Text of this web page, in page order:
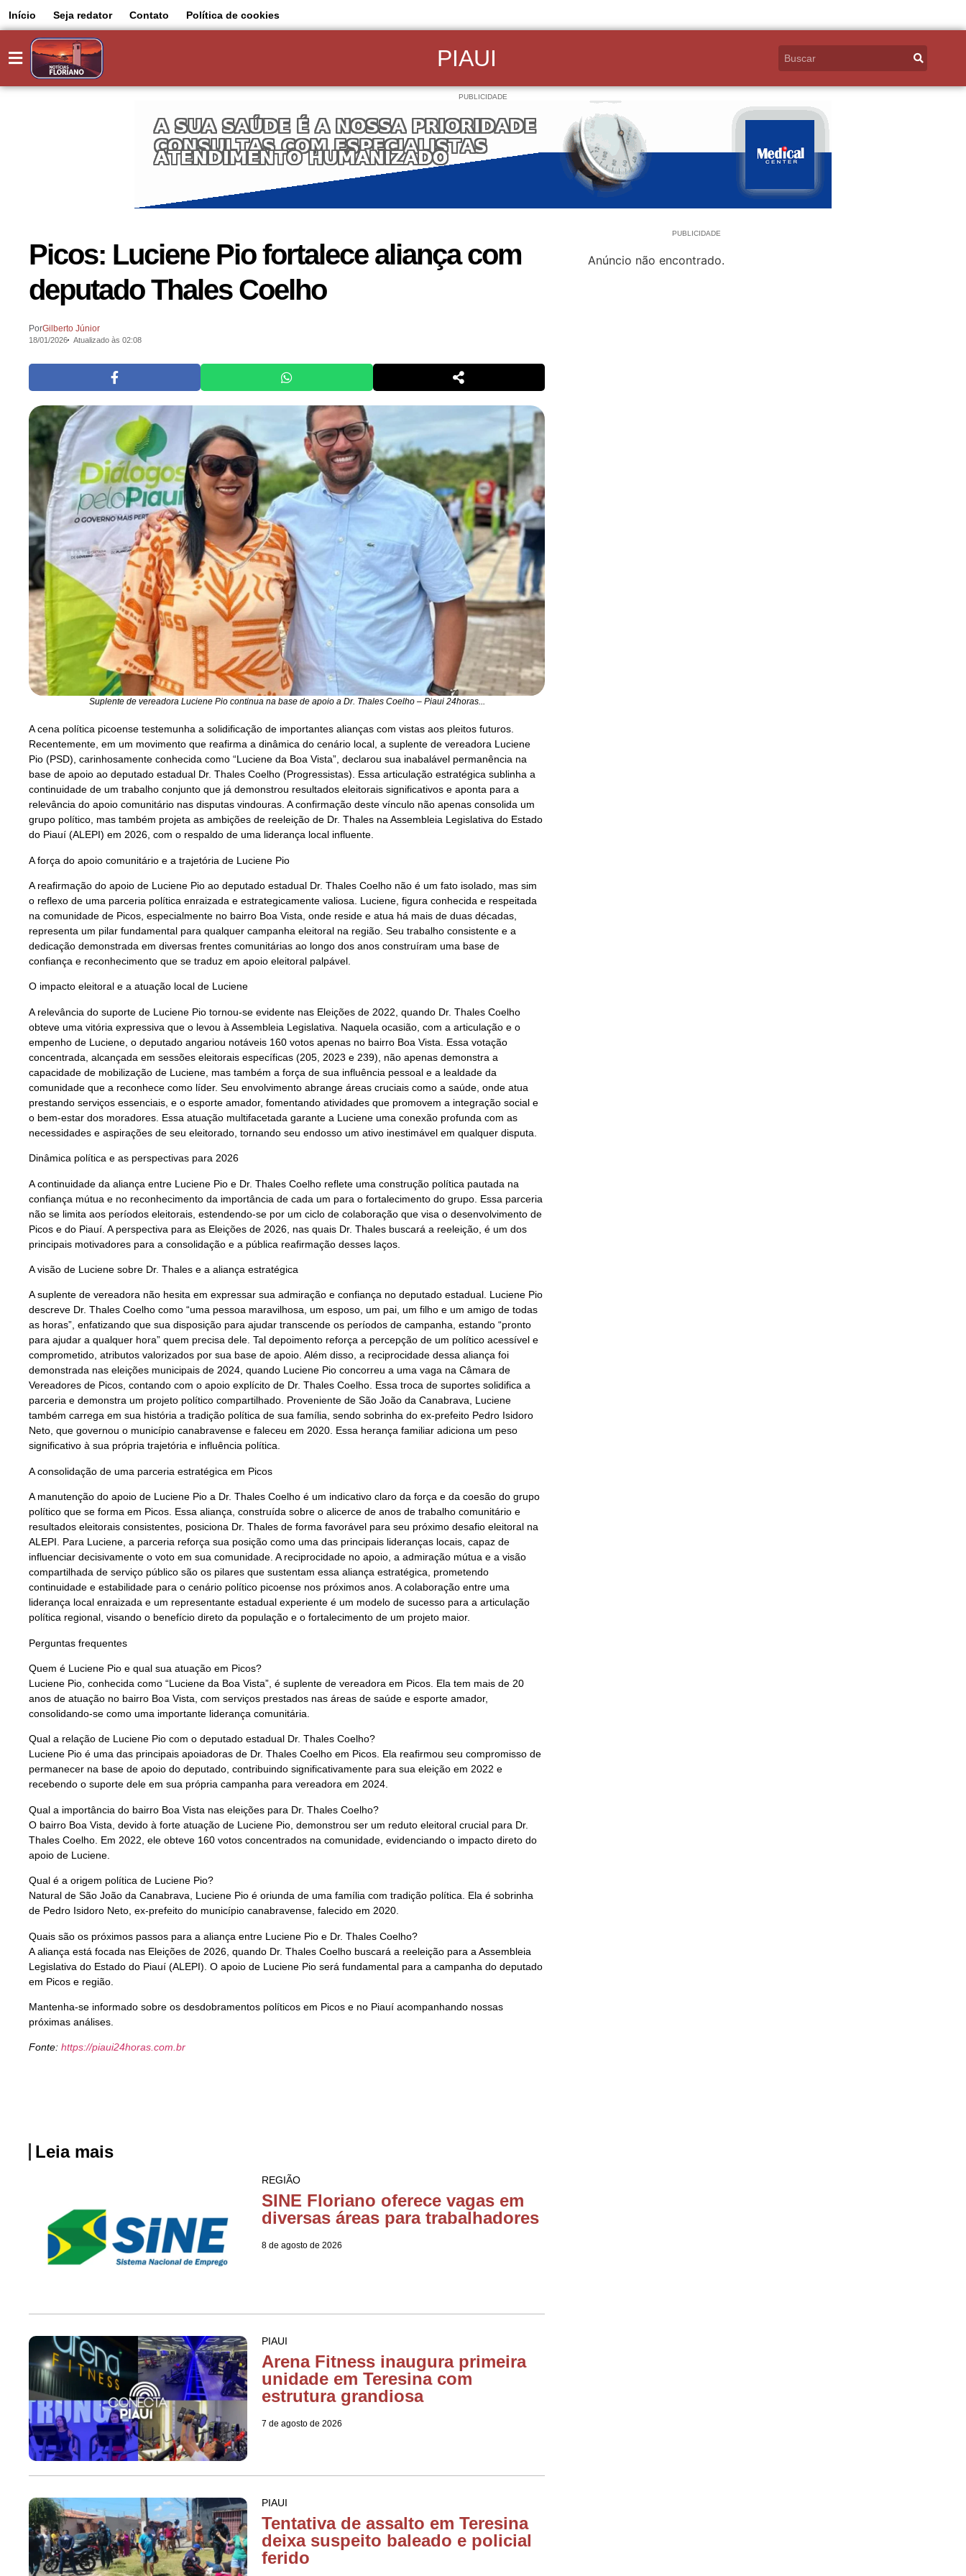
Início Seja redator Contato Política de cookies
PIAUI
PUBLICIDADE
Picos: Luciene Pio fortalece aliança com
deputado Thales Coelho
PorGilberto Júnior
18/01/2026 Atualizado às 02:08
Suplente de vereadora Luciene Pio continua na base de apoio a Dr. Thales Coelho – Piaui 24horas...
A cena política picoense testemunha a solidificação de importantes alianças com vistas aos pleitos futuros.
Recentemente, em um movimento que reafirma a dinâmica do cenário local, a suplente de vereadora Luciene
Pio (PSD), carinhosamente conhecida como “Luciene da Boa Vista”, declarou sua inabalável permanência na
base de apoio ao deputado estadual Dr. Thales Coelho (Progressistas). Essa articulação estratégica sublinha a
continuidade de um trabalho conjunto que já demonstrou resultados eleitorais significativos e aponta para a
relevância do apoio comunitário nas disputas vindouras. A confirmação deste vínculo não apenas consolida um
grupo político, mas também projeta as ambições de reeleição de Dr. Thales na Assembleia Legislativa do Estado
do Piauí (ALEPI) em 2026, com o respaldo de uma liderança local influente.
A força do apoio comunitário e a trajetória de Luciene Pio
A reafirmação do apoio de Luciene Pio ao deputado estadual Dr. Thales Coelho não é um fato isolado, mas sim
o reflexo de uma parceria política enraizada e estrategicamente valiosa. Luciene, figura conhecida e respeitada
na comunidade de Picos, especialmente no bairro Boa Vista, onde reside e atua há mais de duas décadas,
representa um pilar fundamental para qualquer campanha eleitoral na região. Seu trabalho consistente e a
dedicação demonstrada em diversas frentes comunitárias ao longo dos anos construíram uma base de
confiança e reconhecimento que se traduz em apoio eleitoral palpável.
O impacto eleitoral e a atuação local de Luciene
A relevância do suporte de Luciene Pio tornou-se evidente nas Eleições de 2022, quando Dr. Thales Coelho
obteve uma vitória expressiva que o levou à Assembleia Legislativa. Naquela ocasião, com a articulação e o
empenho de Luciene, o deputado angariou notáveis 160 votos apenas no bairro Boa Vista. Essa votação
concentrada, alcançada em sessões eleitorais específicas (205, 2023 e 239), não apenas demonstra a
capacidade de mobilização de Luciene, mas também a força de sua influência pessoal e a lealdade da
comunidade que a reconhece como líder. Seu envolvimento abrange áreas cruciais como a saúde, onde atua
prestando serviços essenciais, e o esporte amador, fomentando atividades que promovem a integração social e
o bem-estar dos moradores. Essa atuação multifacetada garante a Luciene uma conexão profunda com as
necessidades e aspirações de seu eleitorado, tornando seu endosso um ativo inestimável em qualquer disputa.
Dinâmica política e as perspectivas para 2026
A continuidade da aliança entre Luciene Pio e Dr. Thales Coelho reflete uma construção política pautada na
confiança mútua e no reconhecimento da importância de cada um para o fortalecimento do grupo. Essa parceria
não se limita aos períodos eleitorais, estendendo-se por um ciclo de colaboração que visa o desenvolvimento de
Picos e do Piauí. A perspectiva para as Eleições de 2026, nas quais Dr. Thales buscará a reeleição, é um dos
principais motivadores para a consolidação e a pública reafirmação desses laços.
A visão de Luciene sobre Dr. Thales e a aliança estratégica
A suplente de vereadora não hesita em expressar sua admiração e confiança no deputado estadual. Luciene Pio
descreve Dr. Thales Coelho como “uma pessoa maravilhosa, um esposo, um pai, um filho e um amigo de todas
as horas”, enfatizando que sua disposição para ajudar transcende os períodos de campanha, estando “pronto
para ajudar a qualquer hora” quem precisa dele. Tal depoimento reforça a percepção de um político acessível e
comprometido, atributos valorizados por sua base de apoio. Além disso, a reciprocidade dessa aliança foi
demonstrada nas eleições municipais de 2024, quando Luciene Pio concorreu a uma vaga na Câmara de
Vereadores de Picos, contando com o apoio explícito de Dr. Thales Coelho. Essa troca de suportes solidifica a
parceria e demonstra um projeto político compartilhado. Proveniente de São João da Canabrava, Luciene
também carrega em sua história a tradição política de sua família, sendo sobrinha do ex-prefeito Pedro Isidoro
Neto, que governou o município canabravense e faleceu em 2020. Essa herança familiar adiciona um peso
significativo à sua própria trajetória e influência política.
A consolidação de uma parceria estratégica em Picos
A manutenção do apoio de Luciene Pio a Dr. Thales Coelho é um indicativo claro da força e da coesão do grupo
político que se forma em Picos. Essa aliança, construída sobre o alicerce de anos de trabalho comunitário e
resultados eleitorais consistentes, posiciona Dr. Thales de forma favorável para seu próximo desafio eleitoral na
ALEPI. Para Luciene, a parceria reforça sua posição como uma das principais lideranças locais, capaz de
influenciar decisivamente o voto em sua comunidade. A reciprocidade no apoio, a admiração mútua e a visão
compartilhada de serviço público são os pilares que sustentam essa aliança estratégica, prometendo
continuidade e estabilidade para o cenário político picoense nos próximos anos. A colaboração entre uma
liderança local enraizada e um representante estadual experiente é um modelo de sucesso para a articulação
política regional, visando o benefício direto da população e o fortalecimento de um projeto maior.
Perguntas frequentes
Quem é Luciene Pio e qual sua atuação em Picos?
Luciene Pio, conhecida como “Luciene da Boa Vista”, é suplente de vereadora em Picos. Ela tem mais de 20
anos de atuação no bairro Boa Vista, com serviços prestados nas áreas de saúde e esporte amador,
consolidando-se como uma importante liderança comunitária.
Qual a relação de Luciene Pio com o deputado estadual Dr. Thales Coelho?
Luciene Pio é uma das principais apoiadoras de Dr. Thales Coelho em Picos. Ela reafirmou seu compromisso de
permanecer na base de apoio do deputado, contribuindo significativamente para sua eleição em 2022 e
recebendo o suporte dele em sua própria campanha para vereadora em 2024.
Qual a importância do bairro Boa Vista nas eleições para Dr. Thales Coelho?
O bairro Boa Vista, devido à forte atuação de Luciene Pio, demonstrou ser um reduto eleitoral crucial para Dr.
Thales Coelho. Em 2022, ele obteve 160 votos concentrados na comunidade, evidenciando o impacto direto do
apoio de Luciene.
Qual é a origem política de Luciene Pio?
Natural de São João da Canabrava, Luciene Pio é oriunda de uma família com tradição política. Ela é sobrinha
de Pedro Isidoro Neto, ex-prefeito do município canabravense, falecido em 2020.
Quais são os próximos passos para a aliança entre Luciene Pio e Dr. Thales Coelho?
A aliança está focada nas Eleições de 2026, quando Dr. Thales Coelho buscará a reeleição para a Assembleia
Legislativa do Estado do Piauí (ALEPI). O apoio de Luciene Pio será fundamental para a campanha do deputado
em Picos e região.
Mantenha-se informado sobre os desdobramentos políticos em Picos e no Piauí acompanhando nossas
próximas análises.
Fonte: https://piaui24horas.com.br
Leia mais
REGIÃO
SINE Floriano oferece vagas em
diversas áreas para trabalhadores
8 de agosto de 2026
PIAUI
Arena Fitness inaugura primeira
unidade em Teresina com
estrutura grandiosa
7 de agosto de 2026
PIAUI
Tentativa de assalto em Teresina
deixa suspeito baleado e policial
ferido
PUBLICIDADE
Anúncio não encontrado.